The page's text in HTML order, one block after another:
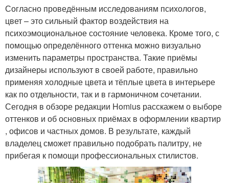
Согласно проведённым исследованиям психологов,
цвет – это сильный фактор воздействия на
психоэмоциональное состояние человека. Кроме того, с
помощью определённого оттенка можно визуально
изменить параметры пространства. Такие приёмы
дизайнеры используют в своей работе, правильно
применяя холодные цвета и тёплые цвета в интерьере
как по отдельности, так и в гармоничном сочетании.
Сегодня в обзоре редакции Homius расскажем о выборе
оттенков и об основных приёмах в оформлении квартир
, офисов и частных домов. В результате, каждый
владелец сможет правильно подобрать палитру, не
прибегая к помощи профессиональных стилистов.